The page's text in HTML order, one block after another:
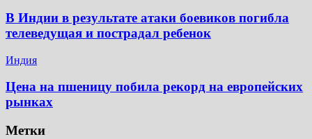
В Индии в результате атаки боевиков погибла
телеведущая и пострадал ребенок
Индия
Цена на пшеницу побила рекорд на европейских
рынках
Метки